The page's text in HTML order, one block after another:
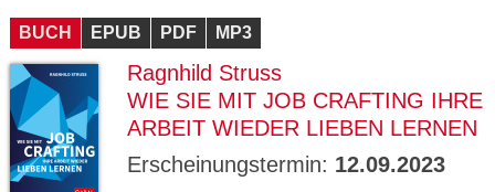
BUCH EPUB PDF MP3
Ragnhild Struss
WIE SIE MIT JOB CRAFTING IHRE
ARBEIT WIEDER LIEBEN LERNEN
Erscheinungstermin: 12.09.2023